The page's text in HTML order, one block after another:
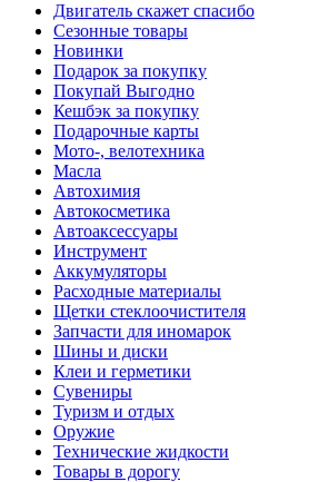
Двигатель скажет спасибо
Сезонные товары
Новинки
Подарок за покупку
Покупай Выгодно
Кешбэк за покупку
Подарочные карты
Мото-, велотехника
Масла
Автохимия
Автокосметика
Автоаксессуары
Инструмент
Аккумуляторы
Расходные материалы
Щетки стеклоочистителя
Запчасти для иномарок
Шины и диски
Клеи и герметики
Сувениры
Туризм и отдых
Оружие
Технические жидкости
Товары в дорогу